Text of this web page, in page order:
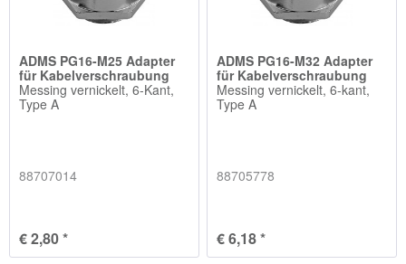
ADMS PG16-M25 Adapter
für Kabelverschraubung
Messing vernickelt, 6-Kant,
Type A
88707014
€ 2,80 *
ADMS PG16-M32 Adapter
für Kabelverschraubung
Messing vernickelt, 6-kant,
Type A
88705778
€ 6,18 *